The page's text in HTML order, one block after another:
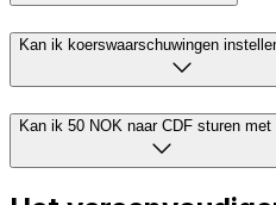
Kan ik koerswaarschuwingen
Kan ik 50 NOK naar CDF sturen met